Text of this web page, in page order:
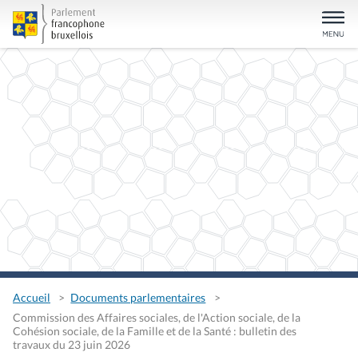
Accueil
Documents parlementaires
Commission des Affaires sociales, de l'Action sociale, de la
Cohésion sociale, de la Famille et de la Santé : bulletin des
travaux du 23 juin 2026